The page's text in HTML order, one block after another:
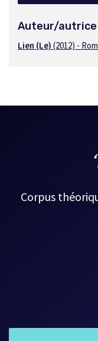
Auteur/autrice
Lien (Le) (2012) -
Corpus